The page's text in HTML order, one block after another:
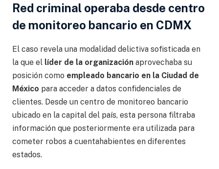
Red criminal operaba desde centro
de monitoreo bancario en CDMX
El caso revela una modalidad delictiva sofisticada en
la que el líder de la organización aprovechaba su
posición como empleado bancario en la Ciudad de
México para acceder a datos confidenciales de
clientes. Desde un centro de monitoreo bancario
ubicado en la capital del país, esta persona filtraba
información que posteriormente era utilizada para
cometer robos a cuentahabientes en diferentes
estados.